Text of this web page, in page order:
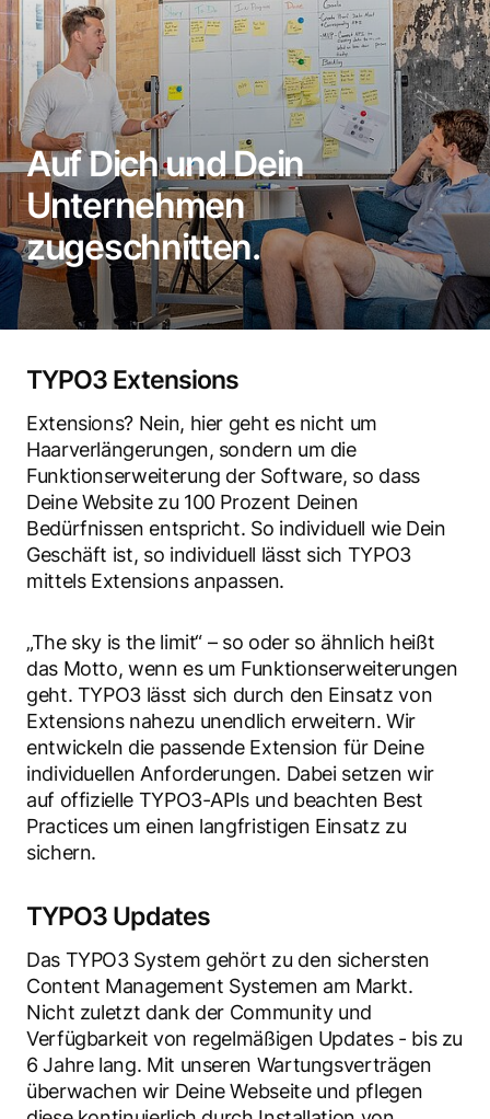
Auf Dich und Dein
Unternehmen
zugeschnitten.
TYPO3 Extensions
Extensions? Nein, hier geht es nicht um
Haarverlängerungen, sondern um die
Funktionserweiterung der Software, so dass
Deine Website zu 100 Prozent Deinen
Bedürfnissen entspricht. So individuell wie Dein
Geschäft ist, so individuell lässt sich TYPO3
mittels Extensions anpassen.
„The sky is the limit“ – so oder so ähnlich heißt
das Motto, wenn es um Funktionserweiterungen
geht. TYPO3 lässt sich durch den Einsatz von
Extensions nahezu unendlich erweitern. Wir
entwickeln die passende Extension für Deine
individuellen Anforderungen. Dabei setzen wir
auf offizielle TYPO3-APIs und beachten Best
Practices um einen langfristigen Einsatz zu
sichern.
TYPO3 Updates
Das TYPO3 System gehört zu den sichersten
Content Management Systemen am Markt.
Nicht zuletzt dank der Community und
Verfügbarkeit von regelmäßigen Updates - bis zu
6 Jahre lang. Mit unseren Wartungsverträgen
überwachen wir Deine Webseite und pflegen